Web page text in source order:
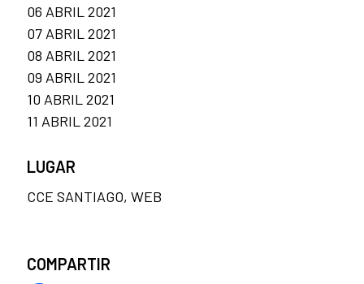
06 ABRIL 2021
07 ABRIL 2021
08 ABRIL 2021
09 ABRIL 2021
10 ABRIL 2021
11 ABRIL 2021
LUGAR
CCE SANTIAGO, WEB
COMPARTIR